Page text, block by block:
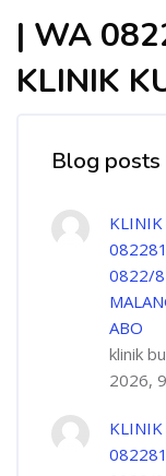
| WA
KLINIK
Blog posts
KLINIK
0822/
ABO
klinik
2026,
KLINIK